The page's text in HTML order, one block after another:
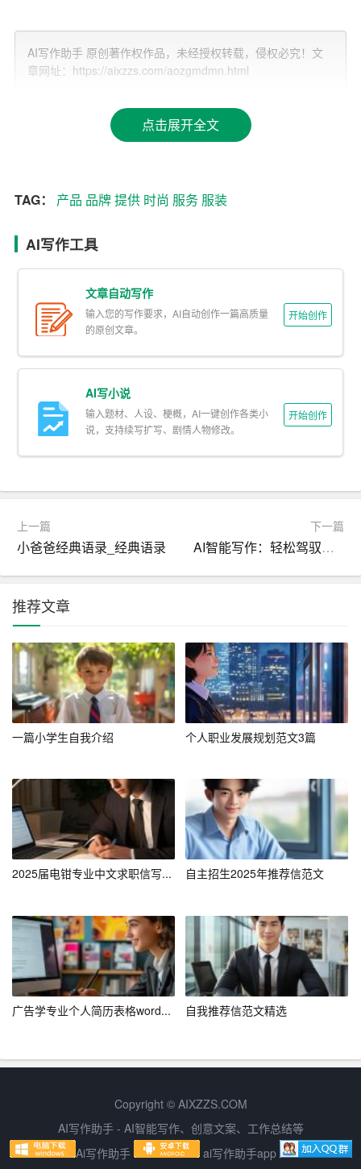
根据相关数据显示，我国服装市场规模逐年扩大，消费者
对服装的需求不再仅仅停留在保暖和遮体的基本功能上，
而是更加注重服装的款式、品牌和个性化。特别是年轻一
提供了广阔的发展空间。
手包括大型商场、品牌专卖店、线上电商平台等。尽管竞
争激烈，但通过对市场的深入调研，我们发现仍有不少细
分市场尚未被充分开发，如个性化定制、小众设计师品牌
3. 目标客户群体
具有较高的消费能力和较强的时尚意识，注重服装的品质
和个性化。此外，我们也关注到一部分中高端消费者，他
们对服装的品牌和设计有更高的要求。
三、项目定位
1. 品牌定位
本服装店将定位为中高端时尚品牌，主打个性化和高品质
的服装产品。我们将通过与知名设计师合作，推出独具特
2. 产品定位
产品线将涵盖男女时装、休闲装、配饰等多个品类，注重
产品的多样性和时尚性。同时，我们将提供个性化定制服
务，满足消费者对独特服装的需求。
3. 服务定位
舒适的购物环境、便捷的售后服务等，提升顾客的购物体
验。
四、经营策略
1. 选址策略
圈或高档社区的临街商铺，确保有足够的客流量和目标客
户群体。
2. 装修设计
店铺装修将采用现代简约风格，突出时尚感和品质感。同
客的购物舒适度。
我们将与优质的服装生产厂家和供应商建立长期合作关
系，确保产品质量和供货稳定性。同时，采用先进的库存
AI写作助手 原创著作权作品，未经授权转载，侵权必究！文
章网址：https://aixzzs.com/aozgmdmn.html
点击展开全文
TAG： 产品 品牌提供 时尚 服务 服装
AI写作工具
文章自动写作
输入您的写作要求，AI自动创作一篇高质量
的原创文章。
开始创作
AI写小说
输入题材、人设、梗概，AI一键创作各类小
说，支持续写扩写、剧情人物修改。
开始创作
上一篇
小爸爸经典语录_经典语录
下一篇
AI智能写作：轻松驾驭创意文案
推荐文章
一篇小学生自我介绍 个人职业发展规划范文3篇
2025届电钳专业中文求职信写... 自主招生2025年推荐信范文
广告学专业个人简历表格word... 自我推荐信范文精选
Copyright © AIXZZS.COM
AI写作助手 - AI智能写作、创意文案、工作总结等
Ai写作助手
ai写作助手app